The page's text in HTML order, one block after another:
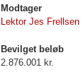
Modtager
Lektor Jes Frellsen
Bevilget beløb
2.876.001 kr.